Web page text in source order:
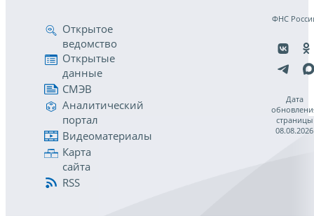
Открытое
ведомство
Открытые
данные
СМЭВ
Аналитический
портал
Видеоматериалы
Карта
сайта
RSS
ФНС
Дата
страницы
08.08.2026